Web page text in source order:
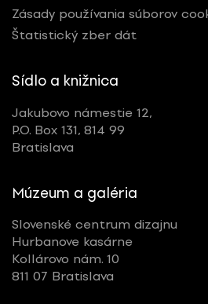
Zásady používania súborov
Štatistický zber dát
Sídlo a knižnica
Jakubovo námestie 12,
P.O. Box 131, 814 99
Bratislava
Múzeum a galéria
Slovenské centrum dizajnu
Hurbanove kasárne
Kollárovo nám. 10
811 07 Bratislava